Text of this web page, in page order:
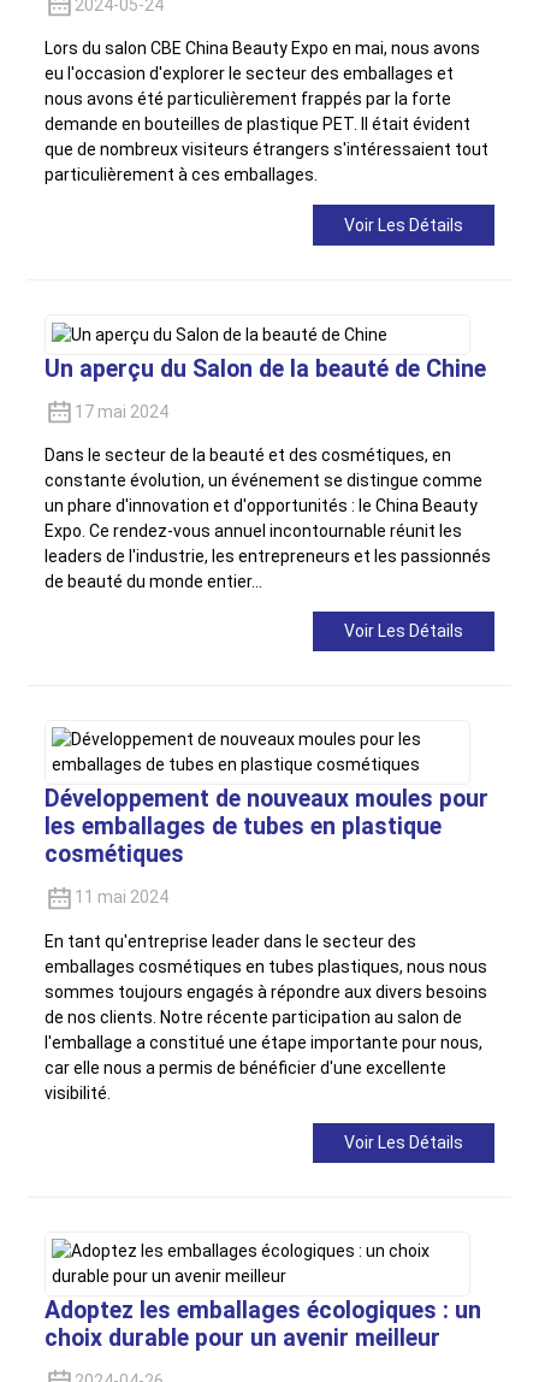
2024-05-24
Lors du salon CBE China Beauty Expo en mai, nous avons
eu l'occasion d'explorer le secteur des emballages et
nous avons été particulièrement frappés par la forte
demande en bouteilles de plastique PET. Il était évident
que de nombreux visiteurs étrangers s'intéressaient tout
particulièrement à ces emballages.
Voir Les Détails
Un aperçu du Salon de la beauté de Chine
17 mai 2024
Dans le secteur de la beauté et des cosmétiques, en
constante évolution, un événement se distingue comme
un phare d'innovation et d'opportunités : le China Beauty
Expo. Ce rendez-vous annuel incontournable réunit les
leaders de l'industrie, les entrepreneurs et les passionnés
de beauté du monde entier…
Voir Les Détails
Développement de nouveaux moules pour
les emballages de tubes en plastique
cosmétiques
11 mai 2024
En tant qu'entreprise leader dans le secteur des
emballages cosmétiques en tubes plastiques, nous nous
sommes toujours engagés à répondre aux divers besoins
de nos clients. Notre récente participation au salon de
l'emballage a constitué une étape importante pour nous,
car elle nous a permis de bénéficier d'une excellente
visibilité.
Voir Les Détails
Adoptez les emballages écologiques : un
choix durable pour un avenir meilleur